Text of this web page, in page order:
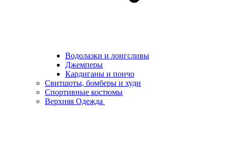
Водолазки и лонгсливы
Джемперы
Кардиганы и пончо
Свитшоты, бомберы и худи
Спортивные костюмы
Верхняя Одежда